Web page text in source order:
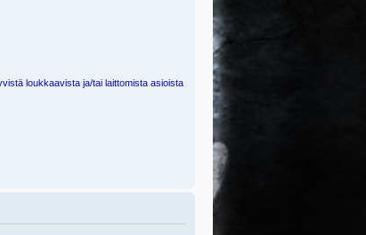
loukkaavista ja/tai laittomista asioista